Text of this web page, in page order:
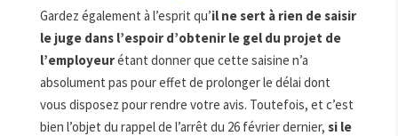
Gardez également à l’esprit qu’il ne sert à rien de saisir
le juge dans l’espoir d’obtenir le gel du projet de
l’employeurétant donner que cette saisine n’a
absolument pas pour effet de prolonger le délai dont
vous disposez pour rendre votre avis. Toutefois, et c’est
bien l’objet du rappel de l’arrêt du 26 février dernier, si le